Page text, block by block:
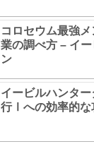
コロセウム最強
業の調べ方 – イ
ン
イービルハンタ
行Ⅰへの効率的な